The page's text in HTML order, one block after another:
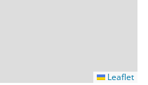
Leaflet